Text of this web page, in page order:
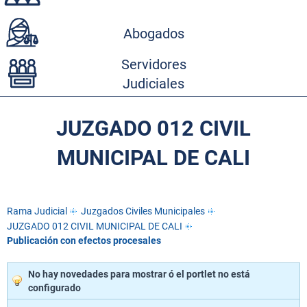
Abogados
Servidores
Judiciales
JUZGADO 012 CIVIL
MUNICIPAL DE CALI
Rama Judicial
Juzgados Civiles Municipales
JUZGADO 012 CIVIL MUNICIPAL DE CALI
Publicación con efectos procesales
No hay novedades para mostrar ó el portlet no está
configurado